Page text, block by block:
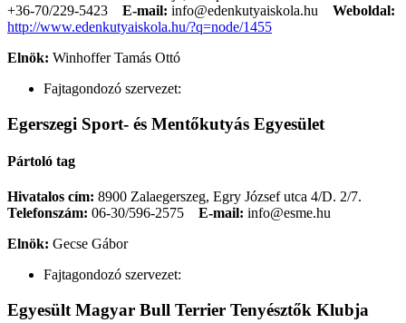
+36-70/229-5423
E-mail: info@edenkutyaiskola.hu
Weboldal:
http://www.edenkutyaiskola.hu/?q=node/1455
Elnök: Winhoffer Tamás Ottó
Fajtagondozó szervezet:
Egerszegi Sport- és Mentőkutyás Egyesület
Pártoló tag
Hivatalos cím: 8900 Zalaegerszeg, Egry József utca 4/D. 2/7.
Telefonszám: 06-30/596-2575 E-mail: info@esme.hu
Elnök: Gecse Gábor
Fajtagondozó szervezet:
Egyesült Magyar Bull Terrier Tenyésztők Klubja